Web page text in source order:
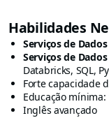
Habilidades
Serviços de
Serviços de
Databricks, SQL,
Forte capacidade
Educação
Inglês avançado